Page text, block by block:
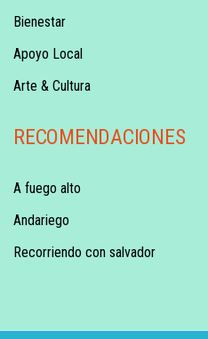
Bienestar
Apoyo Local
Arte & Cultura
RECOMENDACIONES
A fuego alto
Andariego
Recorriendo con salvador